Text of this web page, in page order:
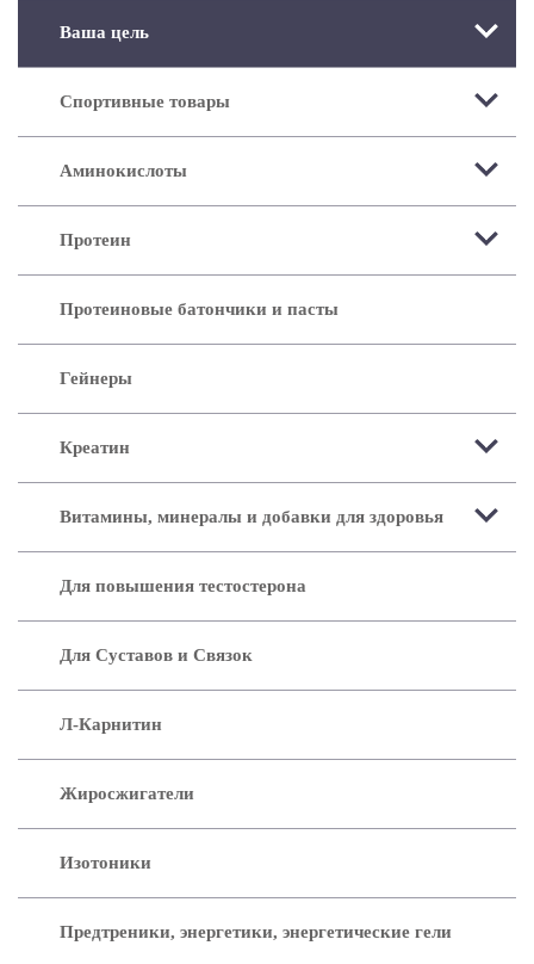
Ваша цель
Спортивные товары
Аминокислоты
Протеин
Протеиновые батончики и пасты
Гейнеры
Креатин
Витамины, минералы и добавки для здоровья
Для повышения тестостерона
Для Суставов и Связок
Л-Карнитин
Жиросжигатели
Изотоники
Предтреники, энергетики, энергетические гели